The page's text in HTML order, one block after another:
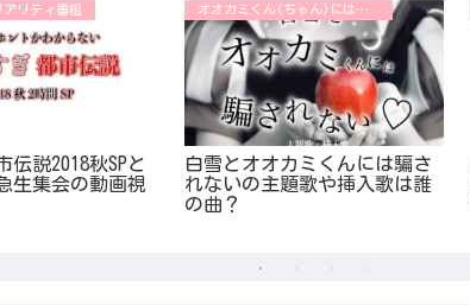
リティ番組
伝説2018秋SPと
生集会の動画視
オオカミくん(ちゃん)には騙されない♡
白雪とオオカミくんには騙さ
れないの主題歌や挿入歌は誰
の曲？